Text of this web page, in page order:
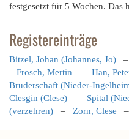
festgesetzt für 5 Wochen. Das
Registereinträge
Bitzel, Johan (Johannes, Jo)
Frosch, Mertin – Han,
Bruderschaft (Nieder-
Clesgin (Clese) – Spital
(verzehren) – Zorn, Clese –